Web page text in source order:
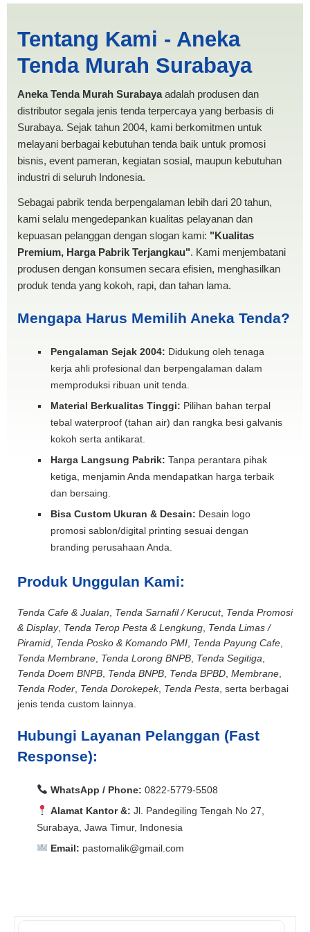
PRODUKSI ANEKA TENDA
MURAH
Tentang Kami - Aneka
Tenda Murah Surabaya
Aneka Tenda Murah Surabayaadalah produsen dan
distributor segala jenis tenda terpercaya yang berbasis di
Surabaya. Sejak tahun 2004, kami berkomitmen untuk
melayani berbagai kebutuhan tenda baik untuk promosi
bisnis, event pameran, kegiatan sosial, maupun kebutuhan
industri di seluruh Indonesia.
Sebagai pabrik tenda berpengalaman lebih dari 20 tahun,
kami selalu mengedepankan kualitas pelayanan dan
kepuasan pelanggan dengan slogan kami: "Kualitas
Premium, Harga Pabrik Terjangkau". Kami menjembatani
produsen dengan konsumen secara efisien, menghasilkan
produk tenda yang kokoh, rapi, dan tahan lama.
Mengapa Harus Memilih Aneka Tenda?
Pengalaman Sejak 2004: Didukung oleh tenaga
kerja ahli profesional dan berpengalaman dalam
memproduksi ribuan unit tenda.
Material Berkualitas Tinggi: Pilihan bahan terpal
tebal waterproof (tahan air) dan rangka besi galvanis
kokoh serta antikarat.
Harga Langsung Pabrik: Tanpa perantara pihak
ketiga, menjamin Anda mendapatkan harga terbaik
dan bersaing.
Bisa Custom Ukuran & Desain: Desain logo
promosi sablon/digital printing sesuai dengan
branding perusahaan Anda.
Produk Unggulan Kami:
Tenda Cafe & Jualan Tenda Sarnafil / Kerucut, Tenda Promosi
& Display, Tenda Terop Pesta & Lengkung Tenda Limas /
Piramid Tenda Posko & Komando PMI Tenda Payung Cafe
Tenda Membrane Tenda Lorong BNPB Tenda Segitiga
Tenda Doem BNPB Tenda BNPB Tenda BPBD Membrane
Tenda Roder Tenda Dorokepek, Tenda Pesta , serta berbagai
jenis tenda custom lainnya.
Hubungi Layanan Pelanggan (Fast
Response):
WhatsApp / Phone: 0822-5779-5508
Alamat Kantor &: Jl. Pandegiling Tengah No 27,
Surabaya, Jawa Timur, Indonesia
Email: pastomalik@gmail.com